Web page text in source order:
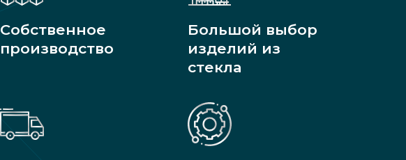
Собственное
производство
Большой выбор
изделий из
стекла